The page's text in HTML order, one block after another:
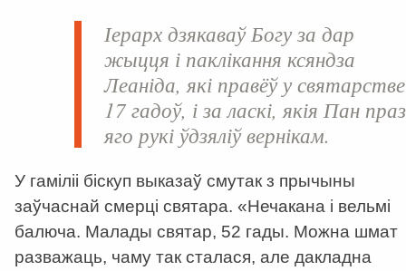
Іерарх дзякаваў Богу за дар
жыцця і паклікання ксяндза
Леаніда, які правёў у святарстве
17 гадоў, і за ласкі, якія Пан праз
яго рукі ўдзяліў вернікам.
У гаміліі біскуп выказаў смутак з прычыны
заўчаснай смерці святара. «Нечакана і вельмі
балюча. Малады святар, 52 гады. Можна шмат
разважаць, чаму так сталася, але дакладна